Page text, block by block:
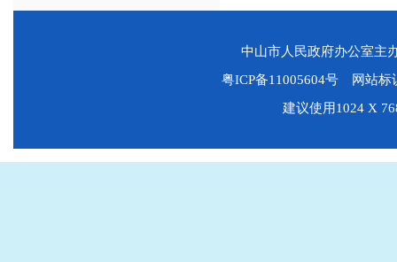
中山市人民政府办公室
粤ICP备11005604号 网站标
建议使用1024 X